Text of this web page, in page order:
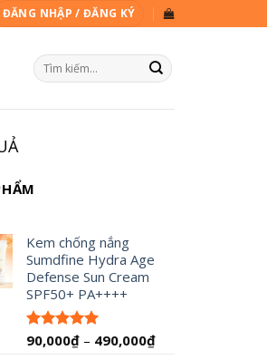
ĐĂNG NHẬP / ĐĂNG KÝ
Tìm
kiếm:
Kem chống nắng
Sumdfine Hydra Age
Defense Sun Cream
SPF50+ PA++++
Được xếp
90,000₫ – 490,000₫Khoảng